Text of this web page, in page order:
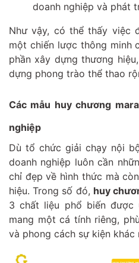
doanh nghiệp và phát
Như vậy, có thể thấy việc
một chiến lược thông minh
phần xây dựng thương
dựng phong trào thể thao
Các mẫu huy chương
nghiệp
Dù tổ chức giải chạy nội
doanh nghiệp luôn cần
chỉ đẹp về hình thức mà
hiệu. Trong số đó, huy
3 chất liệu phổ biến được
mang một cá tính riêng,
và phong cách sự kiện khác